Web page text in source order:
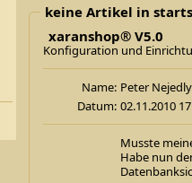
keine Artikel in
xaranshop® V5.0
Konfiguration und
Name: Peter
Datum: 02.11.2010
Musste
Habe nun